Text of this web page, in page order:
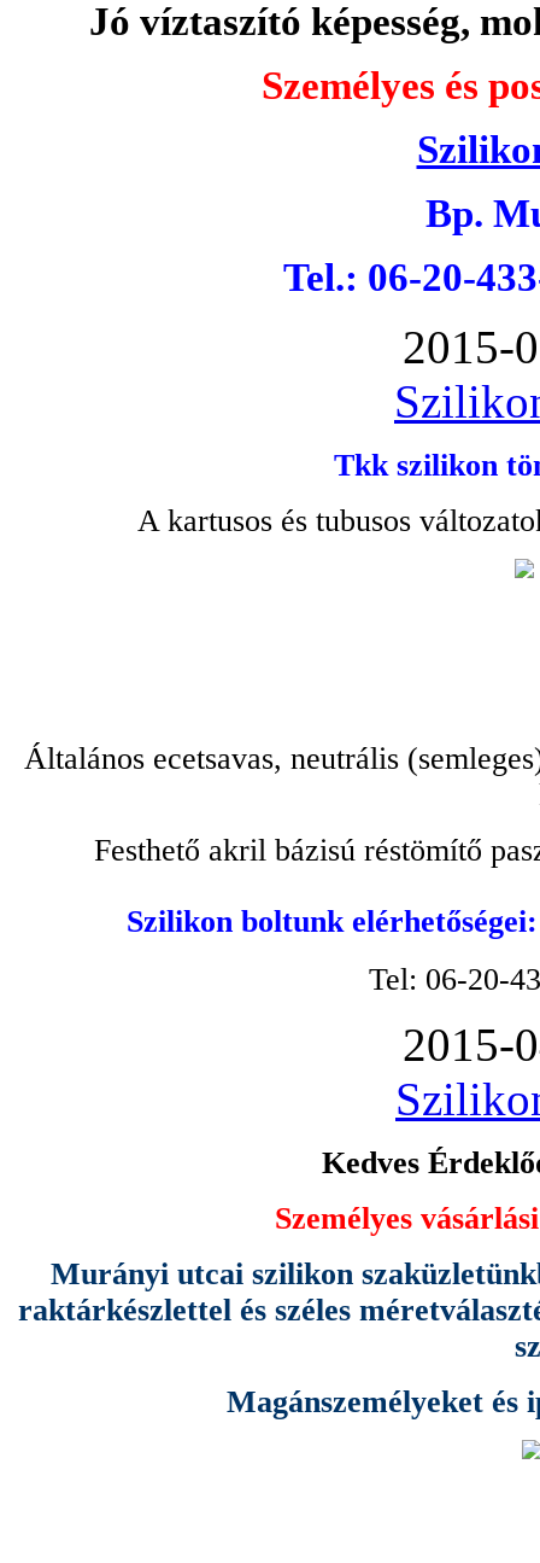
Jó víztaszító képesség,
Személyes és
Bp.
Tel.: 06-20-
2015-
Tkk szilikon
A kartusos és tubusos
Általános ecetsavas, neutrális
Festhető akril bázisú réstömítő
Szilikon boltunk
Tel: 06-20-
2015-
Kedves
Személyes
Murányi utcai szilikon
raktárkészlettel és széles
Magánszemélyeket és